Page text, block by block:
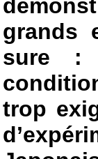
grands
sure :
trop